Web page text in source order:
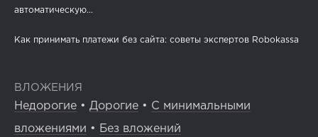
автоматическую...
Как принимать платежи без сайта: советы экспертов Robokassa
ВЛОЖЕНИЯ
Недорогие • Дорогие • С минимальными
вложениями • Без вложений